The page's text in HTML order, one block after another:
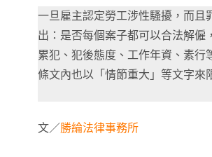
一旦雇主認定勞工涉性騷擾，而且
出：是否每個案子都可以合法解僱
累犯、犯後態度、工作年資、素行
條文內也以「情節重大」等文字來
文／勝綸法律事務所